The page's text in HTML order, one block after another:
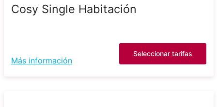
Cosy Single Habitación
Más información
Seleccionar tarifas